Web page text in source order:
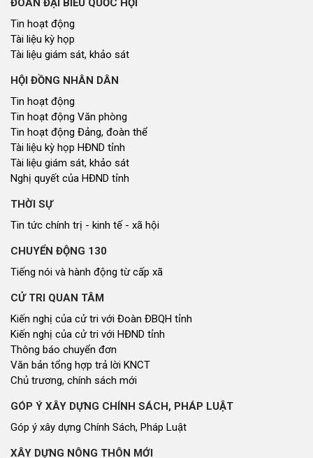
ĐOÀN ĐẠI BIỂU QUỐC HỘI
Tin hoạt động
Tài liệu kỳ họp
Tài liệu giám sát, khảo sát
HỘI ĐỒNG NHÂN DÂN
Tin hoạt động
Tin hoạt động Văn phòng
Tin hoạt động Đảng, đoàn thể
Tài liệu kỳ họp HĐND tỉnh
Tài liệu giám sát, khảo sát
Nghị quyết của HĐND tỉnh
THỜI SỰ
Tin tức chính trị - kinh tế - xã hội
CHUYỂN ĐỘNG 130
Tiếng nói và hành động từ cấp xã
CỬ TRI QUAN TÂM
Kiến nghị của cử tri với Đoàn ĐBQH tỉnh
Kiến nghị của cử tri với HĐND tỉnh
Thông báo chuyển đơn
Văn bản tổng hợp trả lời KNCT
Chủ trương, chính sách mới
GÓP Ý XÂY DỰNG CHÍNH SÁCH, PHÁP LUẬT
Góp ý xây dựng Chính Sách, Pháp Luật
XÂY DỰNG NÔNG THÔN MỚI